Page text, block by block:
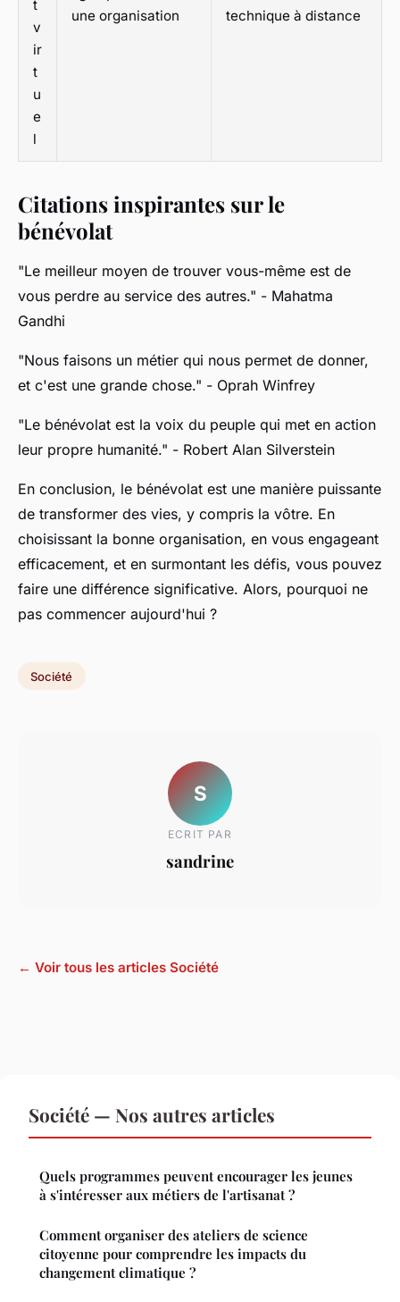
t
v
ir
t
u
e
l
une organisation
technique à distance
Citations inspirantes sur le
bénévolat
"Le meilleur moyen de trouver vous-même est de
vous perdre au service des autres." - Mahatma
Gandhi
"Nous faisons un métier qui nous permet de donner,
et c'est une grande chose." - Oprah Winfrey
"Le bénévolat est la voix du peuple qui met en action
leur propre humanité." - Robert Alan Silverstein
En conclusion, le bénévolat est une manière puissante
de transformer des vies, y compris la vôtre. En
choisissant la bonne organisation, en vous engageant
efficacement, et en surmontant les défis, vous pouvez
faire une différence significative. Alors, pourquoi ne
pas commencer aujourd'hui ?
Société
S
ECRIT PAR
sandrine
← Voir tous les articles Société
Société — Nos autres articles
Quels programmes peuvent encourager les jeunes
à s'intéresser aux métiers de l'artisanat ?
Comment organiser des ateliers de science
citoyenne pour comprendre les impacts du
changement climatique ?